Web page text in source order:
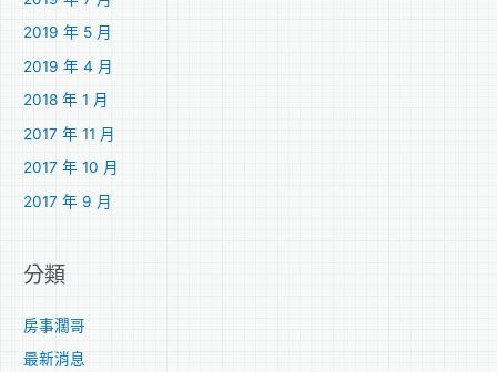
2019 年 5 月
2019 年 4 月
2018 年 1 月
2017 年 11 月
2017 年 10 月
2017 年 9 月
分類
房事濶哥
最新消息